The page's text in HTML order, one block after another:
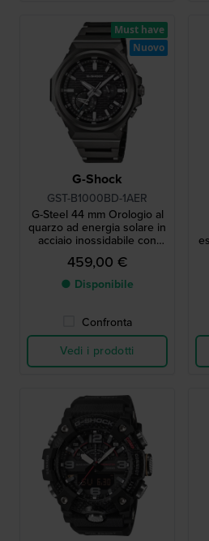
G-Shock
GST-B1000BD-1AER
G-Steel 44 mm Orologio al
quarzo ad energia solare in
acciaio inossidabile con
connessione Bluetooth
459,00 €
● Disponibile
Confronta
Vedi i prodotti
Must have
Nuovo